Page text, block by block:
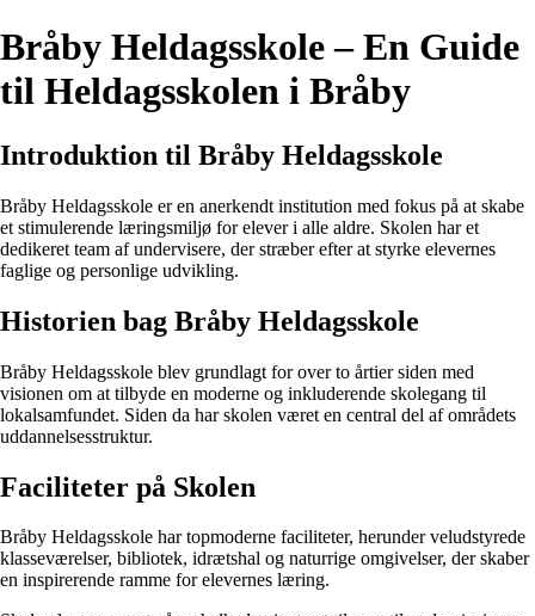
Bråby Heldagsskole – En Guide
til Heldagsskolen i Bråby
Introduktion til Bråby Heldagsskole
Bråby Heldagsskole er en anerkendt institution med fokus på at skabe
et stimulerende læringsmiljø for elever i alle aldre. Skolen har et
dedikeret team af undervisere, der stræber efter at styrke elevernes
faglige og personlige udvikling.
Historien bag Bråby Heldagsskole
Bråby Heldagsskole blev grundlagt for over to årtier siden med
visionen om at tilbyde en moderne og inkluderende skolegang til
lokalsamfundet. Siden da har skolen været en central del af områdets
uddannelsesstruktur.
Faciliteter på Skolen
Bråby Heldagsskole har topmoderne faciliteter, herunder veludstyrede
klasseværelser, bibliotek, idrætshal og naturrige omgivelser, der skaber
en inspirerende ramme for elevernes læring.